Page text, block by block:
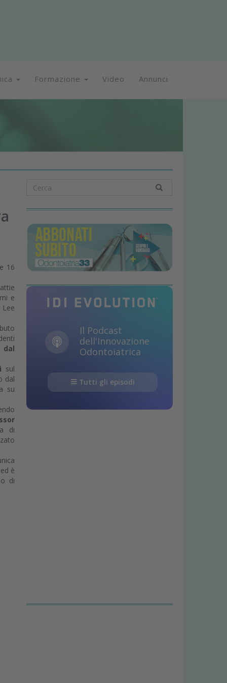
Formazione Video Annunci
16
e
Lee
dal
sul
dal
su
di
è
di
Il Podcast
dell'Innovazione
Odontoiatrica
Tutti gli episodi